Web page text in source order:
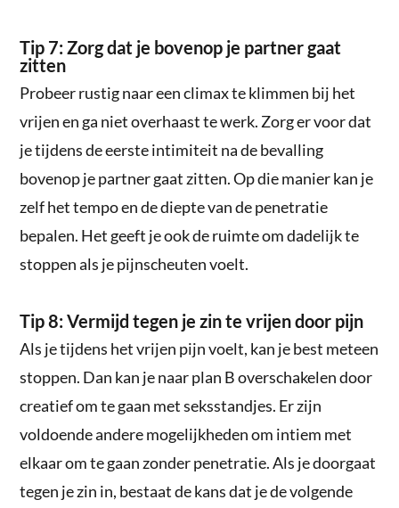
Tip 7: Zorg dat je bovenop je partner gaat
zitten
Probeer rustig naar een climax te klimmen bij het
vrijen en ga niet overhaast te werk. Zorg er voor dat
je tijdens de eerste intimiteit na de bevalling
bovenop je partner gaat zitten. Op die manier kan je
zelf het tempo en de diepte van de penetratie
bepalen. Het geeft je ook de ruimte om dadelijk te
stoppen als je pijnscheuten voelt.
Tip 8: Vermijd tegen je zin te vrijen door pijn
Als je tijdens het vrijen pijn voelt, kan je best meteen
stoppen. Dan kan je naar plan B overschakelen door
creatief om te gaan met seksstandjes. Er zijn
voldoende andere mogelijkheden om intiem met
elkaar om te gaan zonder penetratie. Als je doorgaat
tegen je zin in, bestaat de kans dat je de volgende